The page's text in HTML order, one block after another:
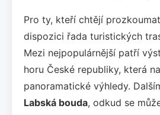
Pro ty, kteří chtějí
dispozici řada turistických
Mezi nejpopulárnější patří
horu České republiky, která
panoramatické výhledy.
Labská bouda, odkud se